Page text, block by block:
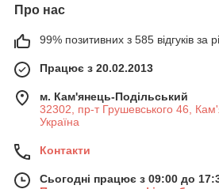
Про нас
99% позитивних з 585 відгуків за
Працює з 20.02.2013
м. Кам'янець-Подільський
32302, пр-т Грушевського 46,
Україна
Контакти
Сьогодні працює з 09:00 до